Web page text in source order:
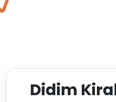
Didim